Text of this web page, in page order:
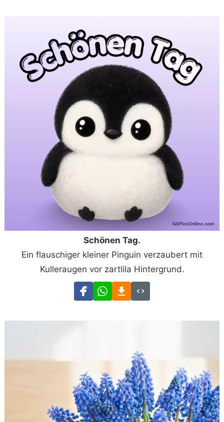
Schönen Tag.
Ein flauschiger kleiner Pinguin verzaubert mit
Kulleraugen vor zartlila Hintergrund.